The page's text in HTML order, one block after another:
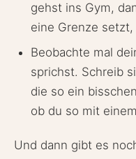
gehst ins Gym,
eine Grenze
Beobachte mal
sprichst. Schreib
die so ein
ob du so mit
Und dann gibt es